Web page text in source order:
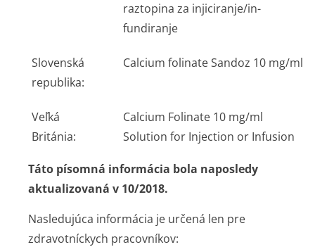
raztopina za injiciranje/in­
fundiranje
Slovenská
republika:
Calcium folinate Sandoz 10 mg/ml
Veľká
Británia:
Calcium Folinate 10 mg/ml
Solution for Injection or Infusion
Táto písomná informácia bola naposledy
aktualizovaná v 10/2018.
Nasledujúca informácia je určená len pre
zdravotníckych pracovníkov: